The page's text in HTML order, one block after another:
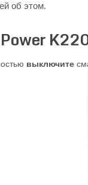
об этом.
выключите